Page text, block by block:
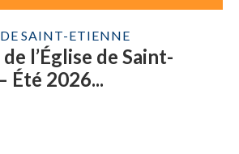
SAINT-ETIENNE
l’Église de Saint-
Été 2026...